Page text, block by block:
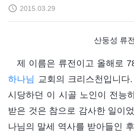
2015.03.29
산둥성 류전
제 이름은 류전이고 올해로
하나님 교회의 크리스천입니
시당하던 이 시골 노인이 전능
받은 것은 참으로 감사한 일이
나님의 말세 역사를 받아들인